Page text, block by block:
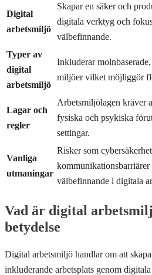
Digital
arbetsmiljö
Skapar en säker och
digitala verktyg och
välbefinnande.
Typer av
digital
arbetsmiljö
Inkluderar
miljöer vilket möjliggör
Lagar och
regler
Arbetsmiljölagen kräver
fysiska och psykiska
settingar.
Vanliga
utmaningar
Risker som
välbefinnande i digitala
Vad är digital
betydelse
Digital arbetsmiljö handlar om att
inkluderande arbetsplats genom